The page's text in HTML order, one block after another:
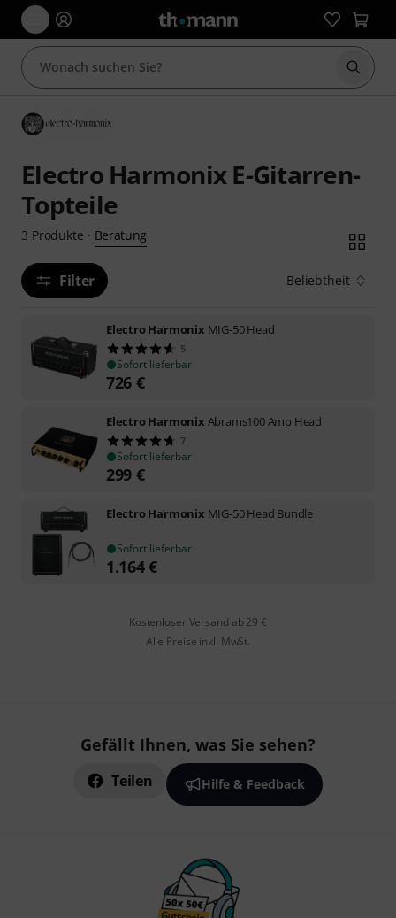
Suche
Electro Harmonix E-Gitarren-
Topteile
3 Produkte · Beratung
Filter Beliebtheit
Electro Harmonix MIG-50 Head
5
Sofort lieferbar
726 €
Electro Harmonix Abrams100 Amp Head
7
Sofort lieferbar
299 €
Electro Harmonix MIG-50 Head Bundle
Sofort lieferbar
1.164€
Kostenloser Versand ab 29 €
Alle Preise inkl. MwSt.
Gefällt Ihnen, was Sie sehen?
Teilen Hilfe & Feedback